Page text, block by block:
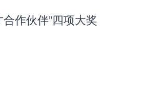
作伙伴”四项大奖